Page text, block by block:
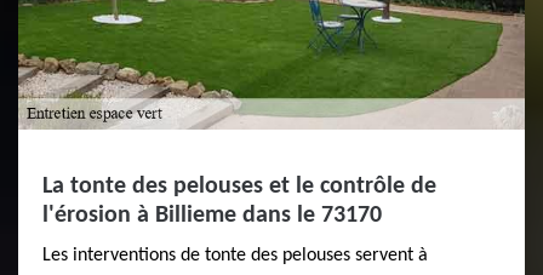
La tonte des pelouses et le contrôle de
l'érosion à Billieme dans le 73170
Les interventions de tonte des pelouses servent à